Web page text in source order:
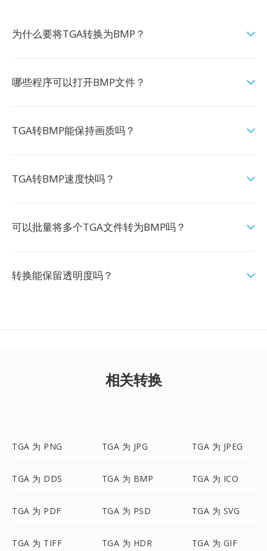
为什么要将TGA转换为BMP？
哪些程序可以打开BMP文件？
TGA转BMP能保持画质吗？
TGA转BMP速度快吗？
可以批量将多个TGA文件转为BMP吗？
转换能保留透明度吗？
相关转换
TGA 为 PNG TGA 为 JPG TGA 为 JPEG
TGA 为 DDS TGA 为 BMP TGA 为 ICO
TGA 为 PDF TGA 为 PSD TGA 为 SVG
TGA 为 TIFF TGA 为 HDR TGA 为 GIF